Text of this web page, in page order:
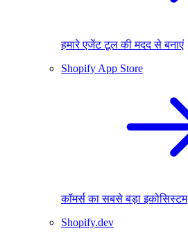
हमारे एजेंट टूल की मदद से बनाएं
Shopify App Store
कॉमर्स का सबसे बड़ा इकोसिस्टम
Shopify.dev